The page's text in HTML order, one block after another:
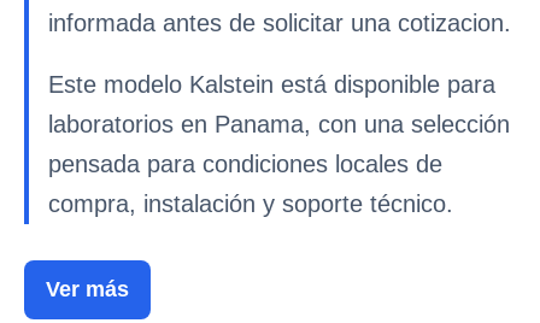
informada antes de solicitar una cotizacion.
Este modelo Kalstein está disponible para
laboratorios en Panama, con una selección
pensada para condiciones locales de
compra, instalación y soporte técnico.
Ver más